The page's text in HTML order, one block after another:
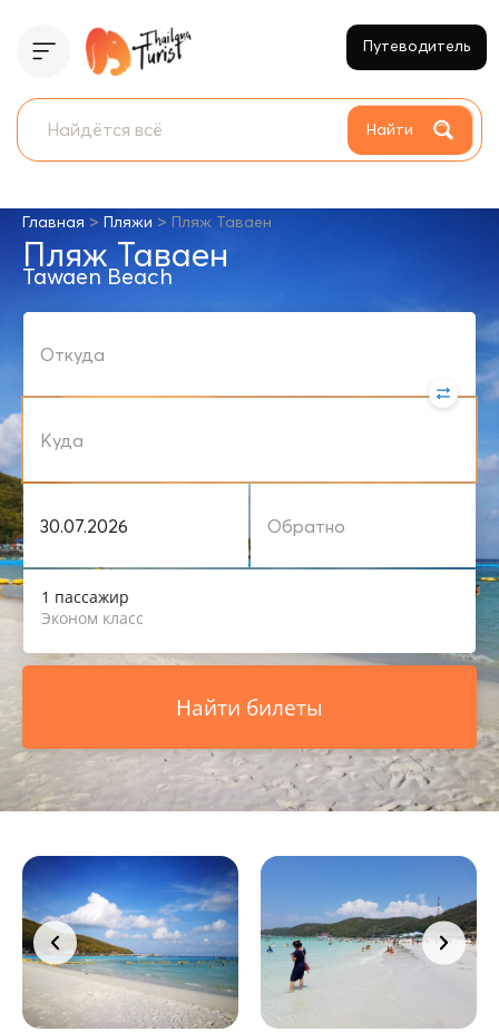
Найти
Путеводитель
Главная > Пляжи > Пляж Таваен
Пляж Таваен
Tawaen Beach
1 пассажир
Эконом класс
Найти билеты